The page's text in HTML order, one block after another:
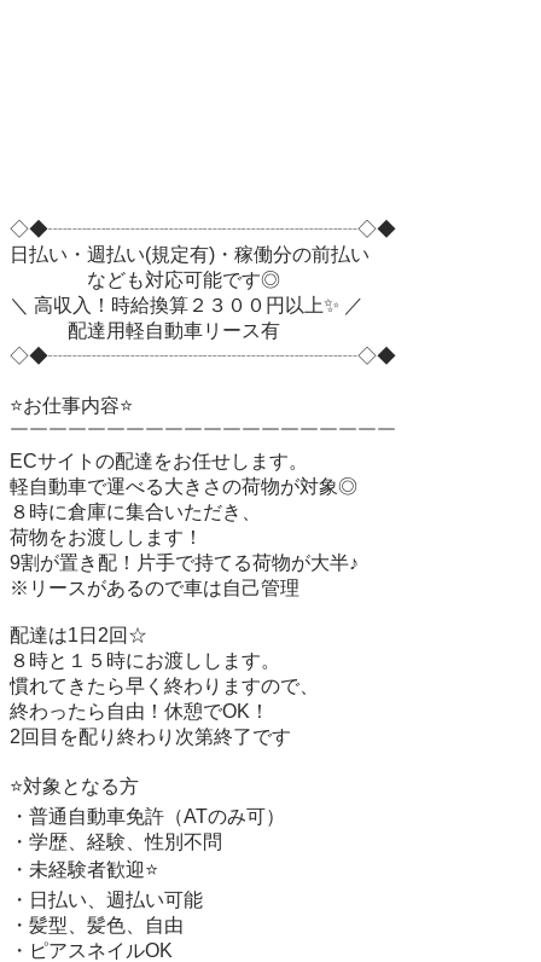
◇◆┈┈┈┈┈┈┈┈┈┈┈┈┈┈┈┈◇◆
日払い・週払い(規定有)・稼働分の前払い
なども対応可能です◎
＼ 高収入！時給換算２３００円以上✨ ／
配達用軽自動車リース有
◇◆┈┈┈┈┈┈┈┈┈┈┈┈┈┈┈┈◇◆
⭐お仕事内容⭐
￣￣￣￣￣￣￣￣￣￣￣￣￣￣￣￣￣￣￣￣
ECサイトの配達をお任せします。
軽自動車で運べる大きさの荷物が対象◎
８時に倉庫に集合いただき、
荷物をお渡しします！
9割が置き配！片手で持てる荷物が大半♪
※リースがあるので車は自己管理
配達は1日2回☆
８時と１５時にお渡しします。
慣れてきたら早く終わりますので、
終わったら自由！休憩でOK！
2回目を配り終わり次第終了です
⭐️対象となる方
・普通自動車免許（ATのみ可）
・学歴、経験、性別不問
・未経験者歓迎⭐️
・日払い、週払い可能
・髪型、髪色、自由
・ピアスネイルOK